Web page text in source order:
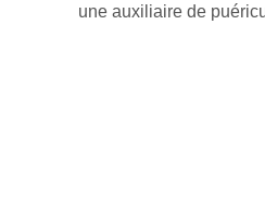
une auxiliaire de